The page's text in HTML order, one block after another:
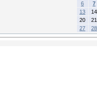
6
7
13
14
20
21
27
28